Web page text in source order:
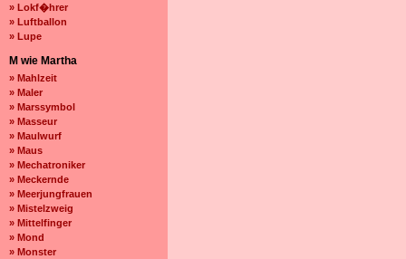
» Lokf�hrer
» Luftballon
» Lupe
M wie Martha
» Mahlzeit
» Maler
» Marssymbol
» Masseur
» Maulwurf
» Maus
» Mechatroniker
» Meckernde
» Meerjungfrauen
» Mistelzweig
» Mittelfinger
» Mond
» Monster